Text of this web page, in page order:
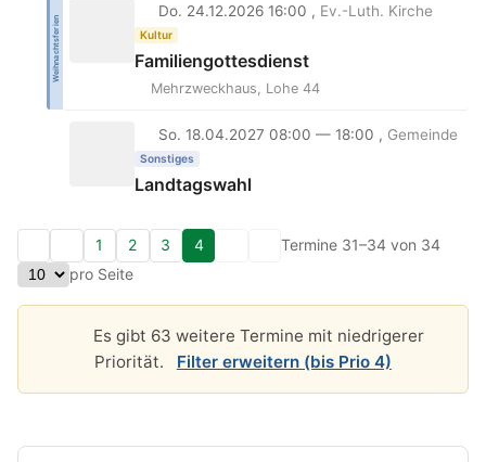
Weihnachtsferien
Do. 24.12.2026 16:00 , Ev.-Luth. Kirche
Kultur
Familiengottesdienst
Mehrzweckhaus, Lohe 44
So. 18.04.2027 08:00 — 18:00 , Gemeinde
Sonstiges
Landtagswahl
1 2 3 4
Termine 31–34 von 34
pro Seite
Es gibt 63 weitere Termine mit niedrigerer
Priorität.
Filter erweitern (bis Prio 4)